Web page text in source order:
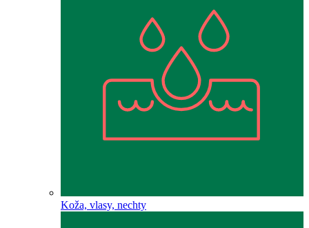
Koža, vlasy, nechty